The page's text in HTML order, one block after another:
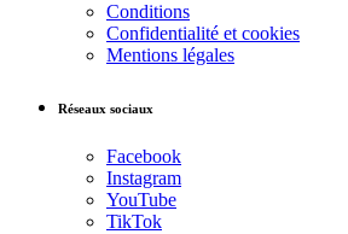
Conditions
Confidentialité et cookies
Mentions légales
Réseaux sociaux
Facebook
Instagram
YouTube
TikTok